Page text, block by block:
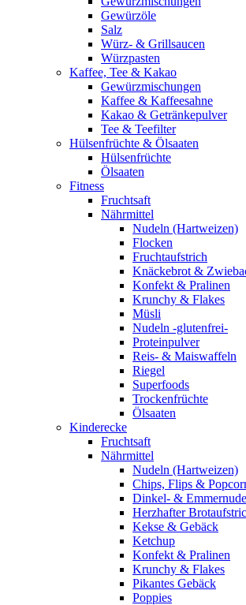
Gewürzöle
Salz
Würz- & Grillsaucen
Würzpasten
Kaffee, Tee & Kakao
Gewürzmischungen
Kaffee & Kaffeesahne
Kakao & Getränkepulver
Tee & Teefilter
Hülsenfrüchte & Ölsaaten
Hülsenfrüchte
Ölsaaten
Fitness
Fruchtsaft
Nährmittel
Nudeln (Hartweizen)
Flocken
Fruchtaufstrich
Knäckebrot &
Konfekt & Pralinen
Krunchy & Flakes
Müsli
Nudeln -glutenfrei-
Proteinpulver
Reis- & Maiswaffeln
Riegel
Superfoods
Trockenfrüchte
Ölsaaten
Kinderecke
Fruchtsaft
Nährmittel
Nudeln (Hartweizen)
Chips, Flips &
Dinkel- &
Herzhafter
Kekse & Gebäck
Ketchup
Konfekt & Pralinen
Krunchy & Flakes
Pikantes Gebäck
Poppies